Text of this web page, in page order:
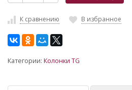
К сравнению В избранное
Категории: Колонки TG